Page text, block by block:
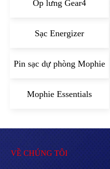
Ốp lưng Gear4
Sạc Energizer
Pin sạc dự phòng Mophie
Mophie Essentials
VỀ CHÚNG TÔI